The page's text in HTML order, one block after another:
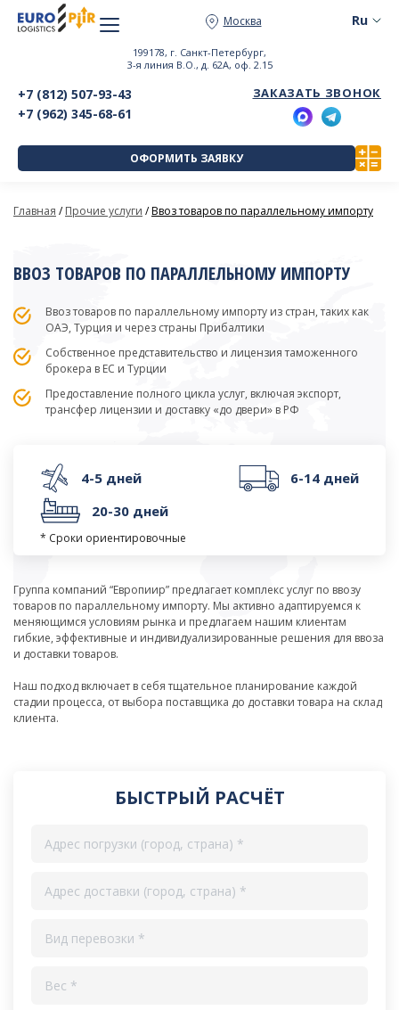
Москва
199178, г. Санкт-Петербург,
3-я линия В.О., д. 62А, оф. 2.15
+7 (812) 507-93-43
+7 (962) 345-68-61
ЗАКАЗАТЬ ЗВОНОК
ОФОРМИТЬ ЗАЯВКУ
Главная /Прочие услуги /Ввоз товаров по параллельному импорту
ВВОЗ ТОВАРОВ ПО ПАРАЛЛЕЛЬНОМУ ИМПОРТУ
Ввоз товаров по параллельному импорту из стран, таких как
ОАЭ, Турция и через страны Прибалтики
Собственное представительство и лицензия таможенного
брокера в ЕС и Турции
Предоставление полного цикла услуг, включая экспорт,
трансфер лицензии и доставку «до двери» в РФ
4-5 дней
6-14 дней
20-30 дней
* Сроки ориентировочные
Группа компаний “Европиир” предлагает комплекс услуг по ввозу
товаров по параллельному импорту. Мы активно адаптируемся к
меняющимся условиям рынка и предлагаем нашим клиентам
гибкие, эффективные и индивидуализированные решения для ввоза
и доставки товаров.
Наш подход включает в себя тщательное планирование каждой
стадии процесса, от выбора поставщика до доставки товара на склад
клиента.
БЫСТРЫЙ РАСЧЁТ